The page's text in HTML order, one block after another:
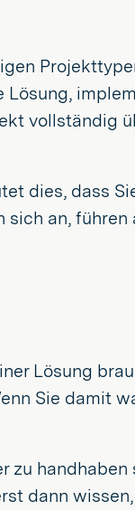
vollständig
dies, dass
an, führen
Lösung
Sie damit
zu
dann